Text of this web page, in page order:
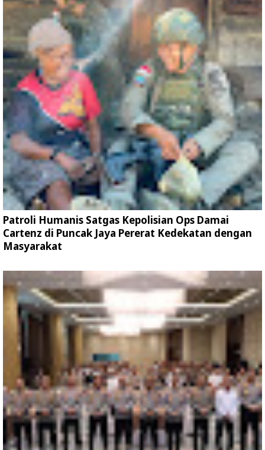
Patroli Humanis Satgas Kepolisian Ops Damai
Cartenz di Puncak Jaya Pererat Kedekatan dengan
Masyarakat